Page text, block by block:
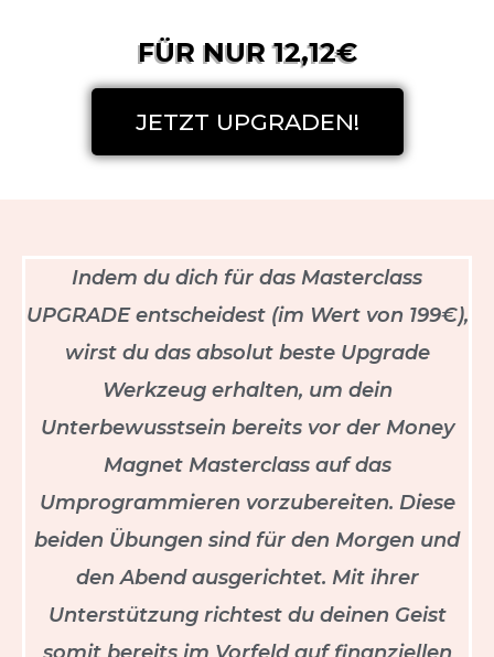
FÜR NUR 12,12€
JETZT UPGRADEN!
Indem du dich für das Masterclass
UPGRADE entscheidest (im Wert von 199€),
wirst du das absolut beste Upgrade
Werkzeug erhalten, um dein
Unterbewusstsein bereits vor der Money
Magnet Masterclass auf das
Umprogrammieren vorzubereiten. Diese
beiden Übungen sind für den Morgen und
den Abend ausgerichtet. Mit ihrer
Unterstützung richtest du deinen Geist